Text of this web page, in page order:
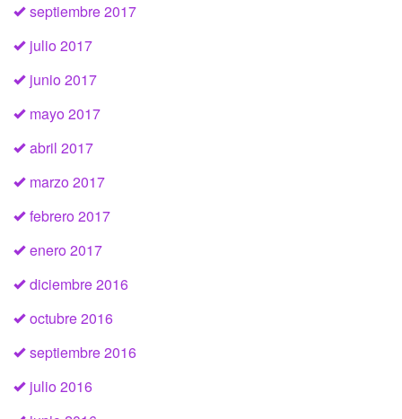
septiembre 2017
julio 2017
junio 2017
mayo 2017
abril 2017
marzo 2017
febrero 2017
enero 2017
diciembre 2016
octubre 2016
septiembre 2016
julio 2016